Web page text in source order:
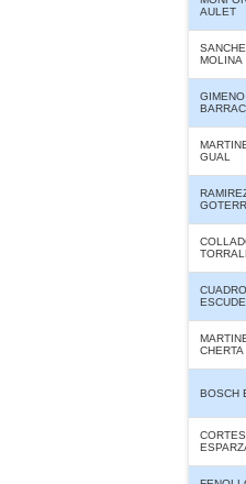
AULET
MOLINA
GIMENO
GUAL
CHERTA
BOSCH
CORTES